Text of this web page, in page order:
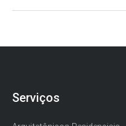
Serviços